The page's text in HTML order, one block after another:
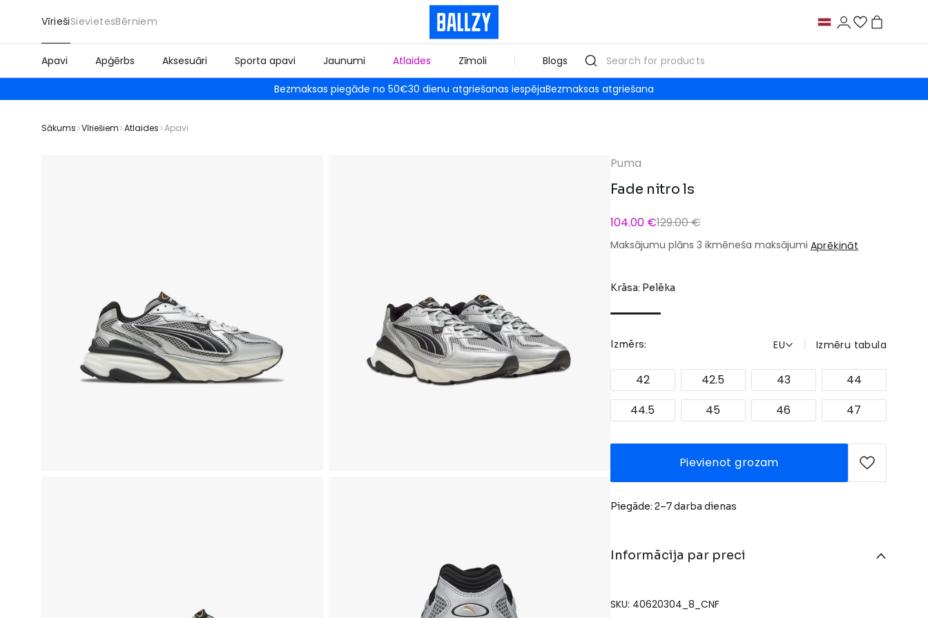
VīriešiSievietesBērniem
Apavi Apģērbs Aksesuāri Sporta apavi Jaunumi Atlaides Zīmoli Blogs
Bezmaksas piegāde no 50€30 dienu atgriešanas iespējaBezmaksas atgriešana
Sākums Vīriešiem Atlaides Apavi
Puma
Fade nitro ls
104.00 €129.00 €
Maksājumu plāns 3 ikmēneša maksājumi Aprēķināt
Krāsa: Pelēka
Izmērs: EU Izmēru tabula
42 42.5 43
44
44.5
45 46 47
Pievienot grozam
Piegāde: 2–7 darba dienas
Informācija par preci
SKU: 40620304_8_CNF